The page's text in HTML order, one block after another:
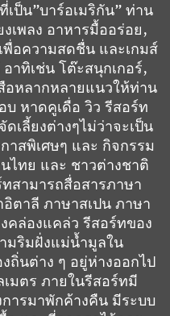
ป็น”บาร์อเมริกัน” ท่าน
เพลง อาหารมื้ออร่อย,
พื่อความสดชื่น และเกมส์
าทิเช่น โต๊ะสนุกเกอร์,
อหลากหลายแนวให้ท่าน
หาดคูเดื่อ วิว รีสอร์ท
เลี้ยงต่างๆไม่ว่าจะเป็น
าสพิเศษๆ และ กิจกรรม
ไทย และ ชาวต่างชาติ
สามารถสื่อสารภาษา
ตาลี ภาษาสเปน ภาษา
คล่องแคล่ว รีสอร์ทของ
มริมฝั่งแม่น้ำมูลใน
ถิ่นต่าง ๆ อยู่ห่างออกไป
เมตร ภายในรีสอร์ทมี
ารมาพักค้างคืน มีระบบ